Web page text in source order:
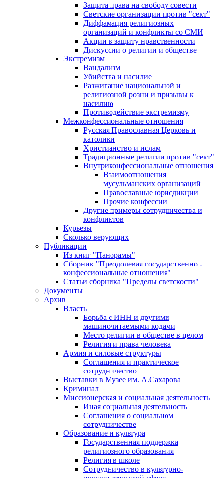
Защита права на свободу совести
Светские организации против "сект"
Диффамация религиозных
организаций и конфликты со СМИ
Акции в защиту нравственности
Дискуссии о религии и обществе
Экстремизм
Вандализм
Убийства и насилие
Разжигание национальной и
религиозной розни и призывы к
насилию
Противодействие экстремизму
Межконфессиональные отношения
Русская Православная Церковь и
католики
Христианство и ислам
Традиционные религии против "сект"
Внутриконфессиональные отношения
Взаимоотношения
мусульманских организаций
Православные юрисдикции
Прочие конфессии
Другие примеры сотрудничества и
конфликтов
Курьезы
Сколько верующих
Публикации
Из книг "Панорамы"
Сборник "Преодолевая государственно -
конфессиональные отношения"
Статьи сборника "Пределы светскости"
Документы
Архив
Власть
Борьба с ИНН и другими
машиночитаемыми кодами
Место религии в обществе в целом
Религия и права человека
Армия и силовые структуры
Соглашения и практическое
сотрудничество
Выставки в Музее им. А.Сахарова
Криминал
Миссионерская и социальная деятельность
Иная социальная деятельность
Соглашения о социальном
сотрудничестве
Образование и культура
Государственная поддержка
религиозного образования
Религия в школе
Сотрудничество в культурно-